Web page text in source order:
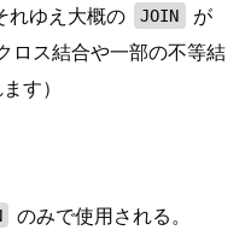
れゆえ大概の JOIN
が
ロス結合や一部の不等結
す）
のみで使用される。